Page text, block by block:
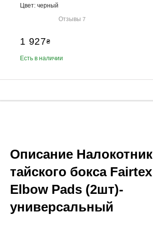
Цвет: черный
Отзывы7
1 927₴
Есть в наличии
Описание
тайского бокса
Elbow Pads (2шт)-
универсальный